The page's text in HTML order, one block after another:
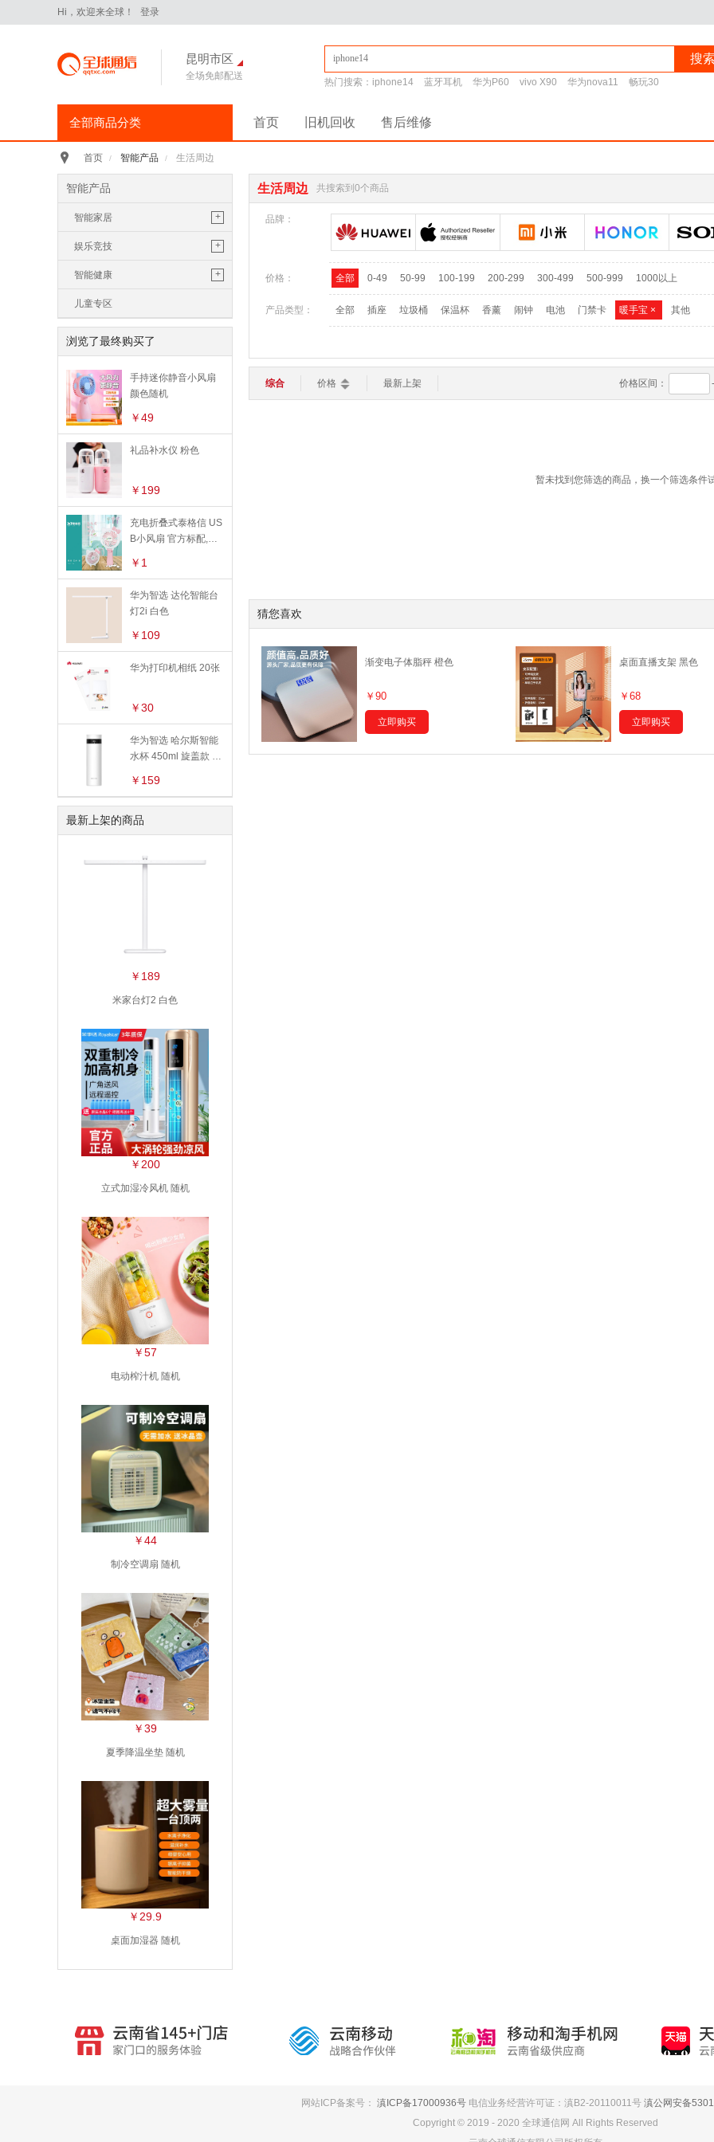
Hi，欢迎来全球！ 登录
昆明市区
全场免邮配送
搜
热门搜索： iphone14 蓝牙耳机 华为P60 vivo X90 华为nova11 畅玩30
全部商品分类
手机通讯
iPhone16Pro
华为Pura70
华为 nova14 Pro
平板电脑
>
华为 MatePad Pro 2025款
手机配件
>
保护膜
苹果
三星
电脑办公
路由器
键盘 鼠标
智能家居
加湿器
智能电视
智能安防
智能穿戴
智能手表
智能手环
首页 旧机回收 售后维修
首页 / 智能产品 / 生活周边
智能产品
智能家居 +
智能电视
电视盒子
智能电器
智能摄像头
生活周边
智能安防
娱乐竞技 +
休闲娱乐
智能健康 +
健康监测
个人护理
按摩设备
健身训练
儿童专区
浏览了最终购买了
手持迷你静音小风扇
颜色随机
￥49
礼品补水仪 粉色
￥199
充电折叠式泰格信 US
B小风扇 官方标配,粉
￥1
华为智选 达伦智能台
灯2i 白色
￥109
华为打印机相纸 20张
￥30
华为智选 哈尔斯智能
水杯 450ml 旋盖款 官
￥159
最新上架的商品
￥189
米家台灯2 白色
￥200
立式加湿冷风机 随机
￥57
电动榨汁机 随机
￥44
制冷空调扇 随机
￥39
夏季降温坐垫 随机
￥29.9
桌面加湿器 随机
生活周边 共搜索到0个商品
品牌：
价格： 全部 0-49 50-99 100-199 200-299 300-499 500-999 1000以上
产品类型： 全部 插座 垃圾桶 保温杯 香薰 闹钟 电池 门禁卡 暖手宝 × 其他
综合 价格 最新上架 价格区间： -
暂未找到您筛选的商品，换一个筛选条件
猜您喜欢
渐变电子体脂秤 橙色
￥90
立即购买
桌面直播支架 黑色
￥68
立即购买
网站ICP备案号： 滇ICP备17000936号 电信业务经营许可证：滇B2-20110011号 滇公网安备
Copyright © 2019 - 2020 全球通信网 All Rights Reserved